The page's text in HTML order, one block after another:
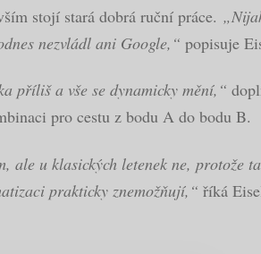
stojí stará dobrá ruční práce.
nezvládl ani Google,“ popisuje
příliš a vše se dynamicky mění,“
pro cestu z bodu A do bodu B.
u klasických letenek ne, protože
prakticky znemožňují,“ říká